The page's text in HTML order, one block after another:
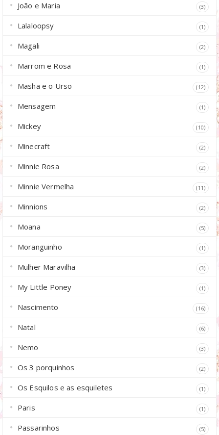
João e Maria (3)
Lalaloopsy (1)
Magali (2)
Marrom e Rosa (1)
Masha e o Urso (12)
Mensagem (1)
Mickey (10)
Minecraft (2)
Minnie Rosa (2)
Minnie Vermelha (11)
Minnions (2)
Moana (5)
Moranguinho (1)
Mulher Maravilha (3)
My Little Poney (1)
Nascimento (16)
Natal (6)
Nemo (3)
Os 3 porquinhos (2)
Os Esquilos e as esquiletes (1)
Paris (1)
Passarinhos (5)